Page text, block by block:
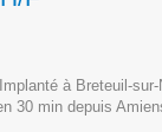
à Breteuil-
30 min depuis